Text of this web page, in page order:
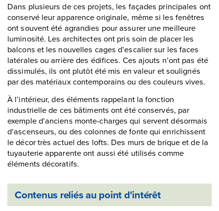
Dans plusieurs de ces projets, les façades principales ont
conservé leur apparence originale, même si les fenêtres
ont souvent été agrandies pour assurer une meilleure
luminosité. Les architectes ont pris soin de placer les
balcons et les nouvelles cages d’escalier sur les faces
latérales ou arrière des édifices. Ces ajouts n’ont pas été
dissimulés, ils ont plutôt été mis en valeur et soulignés
par des matériaux contemporains ou des couleurs vives.
À l’intérieur, des éléments rappelant la fonction
industrielle de ces bâtiments ont été conservés, par
exemple d’anciens monte-charges qui servent désormais
d’ascenseurs, ou des colonnes de fonte qui enrichissent
le décor très actuel des lofts. Des murs de brique et de la
tuyauterie apparente ont aussi été utilisés comme
éléments décoratifs.
Contenus reliés au point d'intérêt